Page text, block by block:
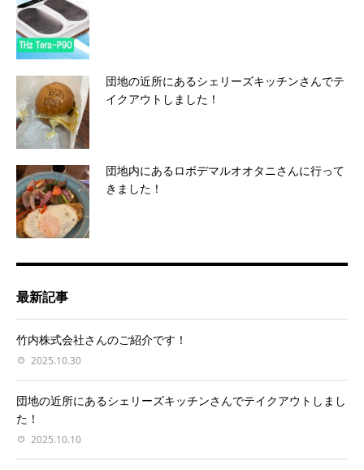
団地の近所にあるシェリーズキッチンさんでテ
イクアウトしました！
団地内にあるロボデマルオオタニさんに行って
きました！
最新記事
竹内株式会社さんのご紹介です！
2025.10.30
団地の近所にあるシェリーズキッチンさんでテイクアウトしまし
た！
2025.10.10